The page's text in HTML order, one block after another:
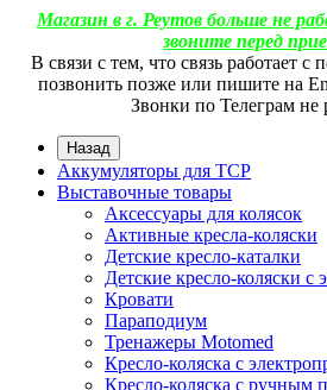
Магазин в г. Реутов больше не
звоните перед
В связи с тем, что связь работает с
позвонить позже или пишите на
Звонки по Телеграм не
Назад
Аккумуляторы для ТСР
Выставочные товары
Аксессуары для колясок
Активные кресла-коляски
Детские кресло-каталки
Детские кресло-коляски с
Кровати
Параподиум
Тренажеры Motomed
Кресло-коляска с
Кресло-коляска с ручным